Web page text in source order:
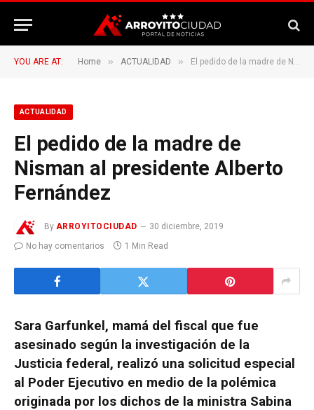
YOU ARE AT: Home » ACTUALIDAD » El pedido de la madre de Nisman al presidente Alberto Fernández
ACTUALIDAD
El pedido de la madre de
Nisman al presidente Alberto
Fernández
By ARROYITOCIUDAD
30 diciembre, 2019
No hay comentarios
1 Min Read
Sara Garfunkel, mamá del fiscal que fue
asesinado según la investigación de la
Justicia federal, realizó una solicitud especial
al Poder Ejecutivo en medio de la polémica
originada por los dichos de la ministra Sabina